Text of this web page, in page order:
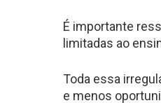
É importante
limitadas ao
Toda essa
e menos